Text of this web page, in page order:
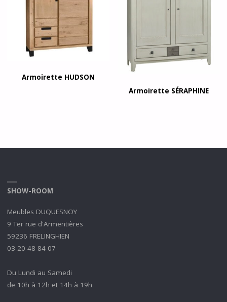
Armoirette HUDSON
Armoirette SÉRAPHINE
SHOW-ROOM
Meubles DUQUESNOY
9 Ter rue d'Armentières
59236 FRELINGHIEN
03 20 48 84 07
Du Lundi au Samedi
de 10h à 12h et 14h à 19h